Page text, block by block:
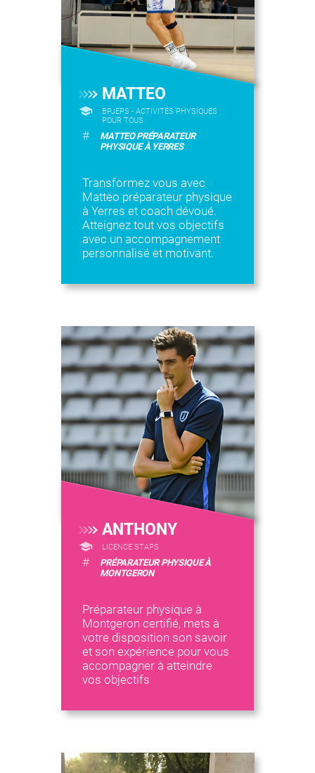
MATTEO
BPJEPS - ACTIVITÉS PHYSIQUES
POUR TOUS
#
MATTEO PRÉPARATEUR
PHYSIQUE À YERRES
Transformez vous avec
Matteo préparateur physique
à Yerres et coach dévoué.
Atteignez tout vos objectifs
avec un accompagnement
personnalisé et motivant.
ANTHONY
LICENCE STAPS
#
PRÉPARATEUR PHYSIQUE À
MONTGERON
Préparateur physique à
Montgeron certifié, mets à
votre disposition son savoir
et son expérience pour vous
accompagner à atteindre
vos objectifs